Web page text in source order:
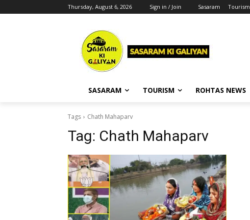
Thursday, August 6, 2026 Sign in / Join Sasaram Tourism
SASARAM TOURISM ROHTAS NEWS
Tags Chath Mahaparv
Tag: Chath Mahaparv